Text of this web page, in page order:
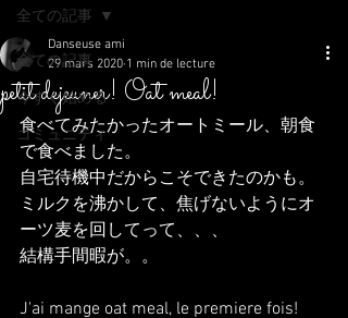
全ての記事
今すぐ始める
コミュニティ
全ての記事
petit dejeuner! Oat meal!
Danseuse ami
29 mars 2020 1 min de lecture
食べてみたかったオートミール、朝食
で食べました。
自宅待機中だからこそできたのかも。
ミルクを沸かして、焦げないようにオ
ーツ麦を回してって、、、
結構手間暇が。。
J'ai mange oat meal, le premiere fois!